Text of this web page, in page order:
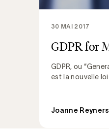
GDPR for
GDPR, ou
est la nouvelle loi
30 MAI 2017
Joanne Reyners